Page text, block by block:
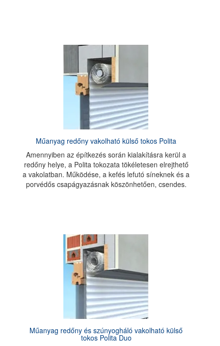
Műanyag redőny vakolható külső tokos Polita
Amennyiben az építkezés során kialakításra kerül a
redőny helye, a Polita tokozata tökéletesen elrejthető
a vakolatban. Működése, a kefés lefutó síneknek és a
porvédős csapágyazásnak köszönhetően, csendes.
Műanyag redőny és szúnyogháló vakolható külső
tokos Polita Duo